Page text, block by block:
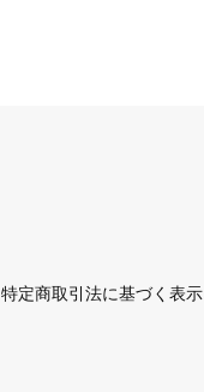
特定商取引法に基づく表示